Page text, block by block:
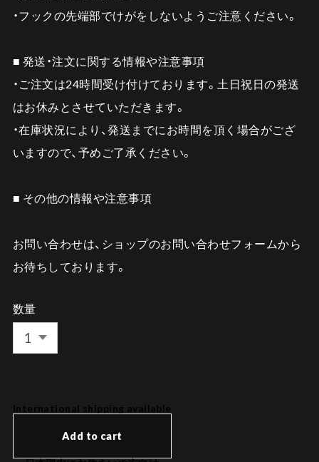
・フックの先端部でけがをしないようご注意ください。
■ 発送・注文に関する情報や注意事項
・ご注文は24時間受け付けております。土日祝日の発送
はお休みとさせていただきます。
・在庫状況により、発送までにお時間を頂く場合がござ
いますので、予めご了承ください。
■ その他の情報や注意事項
お問い合わせは、ショップのお問い合わせフォームから
お待ちしております。
数量
International shipping available
Add to cart